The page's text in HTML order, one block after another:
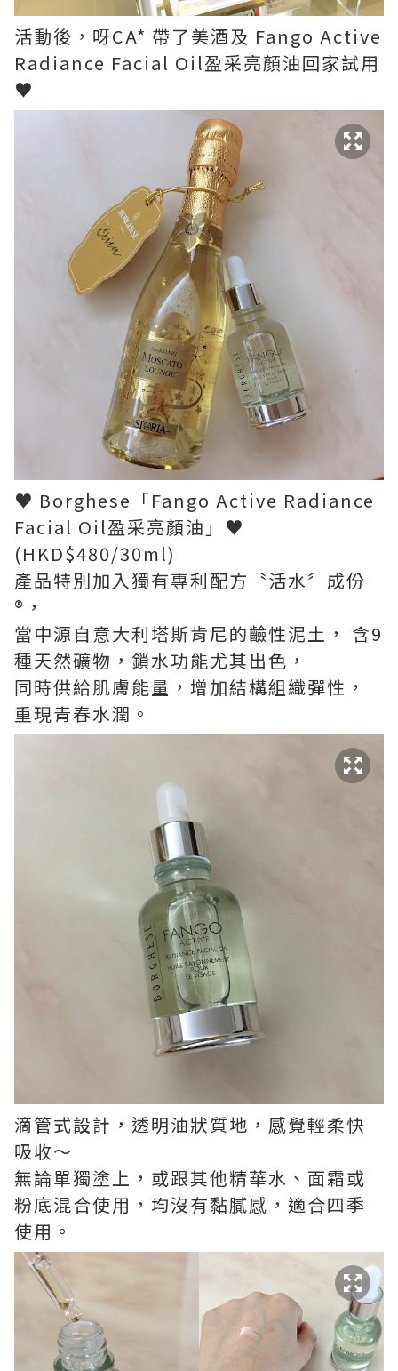
活動後，呀CA* 帶了美酒及 Fango Active
Radiance Facial Oil盈采亮顏油回家試用
♥
♥ Borghese「Fango Active Radiance
Facial Oil盈采亮顏油」♥
(HKD$480/30ml)
產品特別加入獨有專利配方〝活水〞成份
®，
當中源自意大利塔斯肯尼的䶨性泥土， 含9
種天然礦物，鎖水功能尤其出色，
同時供給肌膚能量，增加結構組織彈性，
重現青春水潤。
滴管式設計，透明油狀質地，感覺輕柔快
吸收～
無論單獨塗上，或跟其他精華水、面霜或
粉底混合使用，均沒有黏膩感，適合四季
使用。